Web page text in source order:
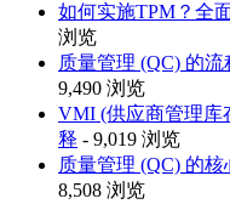
如何实施TPM？全
浏览
质量管理 (QC) 的
9,490 浏览
VMI (供应商管理库
释 - 9,019 浏览
质量管理 (QC) 的
8,508 浏览